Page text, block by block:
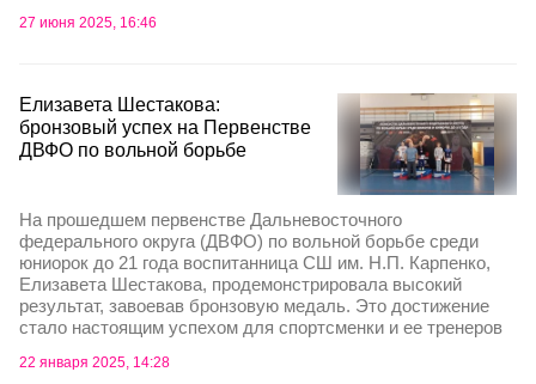
27 июня 2025, 16:46
Елизавета Шестакова:
бронзовый успех на Первенстве
ДВФО по вольной борьбе
На прошедшем первенстве Дальневосточного
федерального округа (ДВФО) по вольной борьбе среди
юниорок до 21 года воспитанница СШ им. Н.П. Карпенко,
Елизавета Шестакова, продемонстрировала высокий
результат, завоевав бронзовую медаль. Это достижение
стало настоящим успехом для спортсменки и ее тренеров
22 января 2025, 14:28